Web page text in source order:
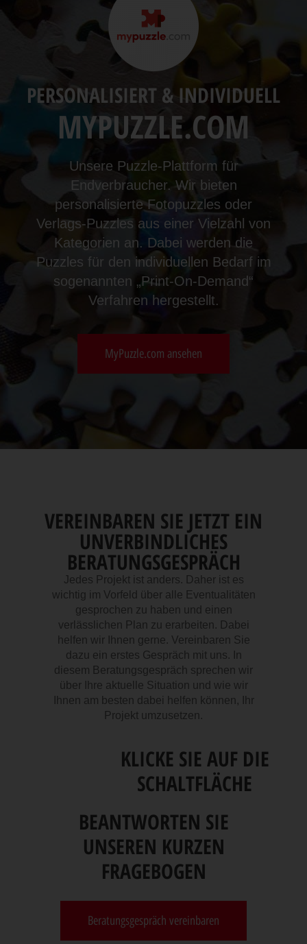
PERSONALISIERT & INDIVIDUELL
MYPUZZLE.COM
Unsere Puzzle-Plattform für
Endverbraucher. Wir bieten
personalisierte Fotopuzzles oder
Verlags-Puzzles aus einer Vielzahl von
Kategorien an. Dabei werden die
Puzzles für den individuellen Bedarf im
sogenannten „Print-On-Demand“
Verfahren hergestellt.
MyPuzzle.com ansehen
VEREINBAREN SIE JETZT EIN
UNVERBINDLICHES
BERATUNGSGESPRÄCH
Jedes Projekt ist anders. Daher ist es
wichtig im Vorfeld über alle Eventualitäten
gesprochen zu haben und einen
verlässlichen Plan zu erarbeiten. Dabei
helfen wir Ihnen gerne. Vereinbaren Sie
dazu ein erstes Gespräch mit uns. In
diesem Beratungsgespräch sprechen wir
über Ihre aktuelle Situation und wie wir
Ihnen am besten dabei helfen können, Ihr
Projekt umzusetzen.
KLICKE SIE AUF DIE
SCHALTFLÄCHE
BEANTWORTEN SIE
UNSEREN KURZEN
FRAGEBOGEN
Beratungsgespräch vereinbaren